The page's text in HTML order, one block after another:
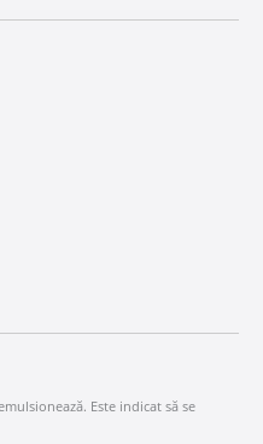
Este indicat să se